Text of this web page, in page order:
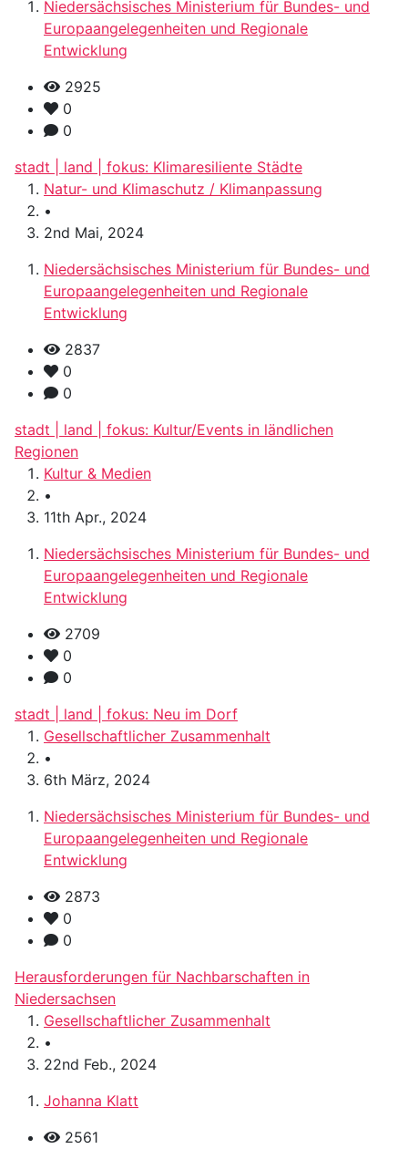
Niedersächsisches Ministerium für Bundes- und
Europaangelegenheiten und Regionale
Entwicklung
2925
0
0
stadt | land | fokus: Klimaresiliente Städte
Natur- und Klimaschutz / Klimanpassung
•
2nd Mai, 2024
Niedersächsisches Ministerium für Bundes- und
Europaangelegenheiten und Regionale
Entwicklung
2837
0
0
stadt | land | fokus: Kultur/Events in ländlichen
Regionen
Kultur & Medien
•
11th Apr., 2024
Niedersächsisches Ministerium für Bundes- und
Europaangelegenheiten und Regionale
Entwicklung
2709
0
0
stadt | land | fokus: Neu im Dorf
Gesellschaftlicher Zusammenhalt
•
6th März, 2024
Niedersächsisches Ministerium für Bundes- und
Europaangelegenheiten und Regionale
Entwicklung
2873
0
0
Herausforderungen für Nachbarschaften in
Niedersachsen
Gesellschaftlicher Zusammenhalt
•
22nd Feb., 2024
Johanna Klatt
2561